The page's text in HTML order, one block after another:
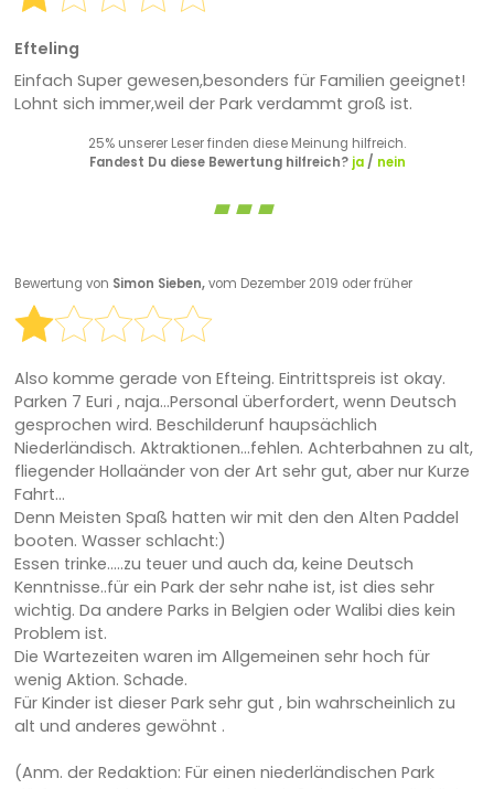
Efteling
Einfach Super gewesen,besonders für Familien geeignet!
Lohnt sich immer,weil der Park verdammt groß ist.
25% unserer Leser finden diese Meinung hilfreich.
Fandest Du diese Bewertung hilfreich? ja/ nein
Bewertung von Simon Sieben,vom Dezember 2019 oder früher
Also komme gerade von Efteing. Eintrittspreis ist okay.
Parken 7 Euri , naja...Personal überfordert, wenn Deutsch
gesprochen wird. Beschilderunf haupsächlich
Niederländisch. Aktraktionen...fehlen. Achterbahnen zu alt,
fliegender Hollaänder von der Art sehr gut, aber nur Kurze
Fahrt...
Denn Meisten Spaß hatten wir mit den den Alten Paddel
booten. Wasser schlacht:)
Essen trinke.....zu teuer und auch da, keine Deutsch
Kenntnisse..für ein Park der sehr nahe ist, ist dies sehr
wichtig. Da andere Parks in Belgien oder Walibi dies kein
Problem ist.
Die Wartezeiten waren im Allgemeinen sehr hoch für
wenig Aktion. Schade.
Für Kinder ist dieser Park sehr gut , bin wahrscheinlich zu
alt und anderes gewöhnt .
(Anm. der Redaktion: Für einen niederländischen Park